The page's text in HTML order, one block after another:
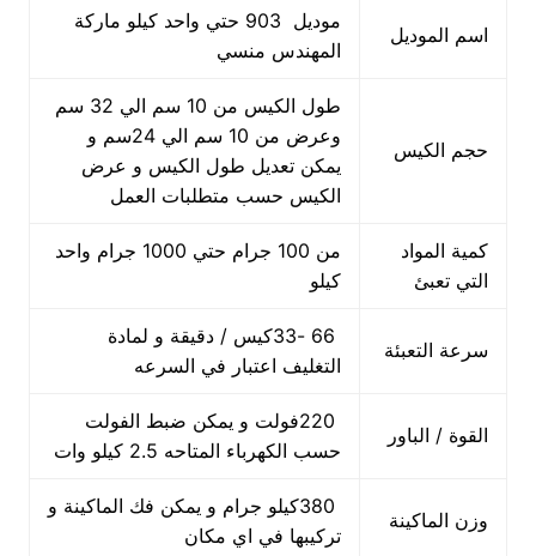
اسم الموديل
موديل 903 حتي واحد كيلو ماركة
المهندس منسي
حجم الكيس
طول الكيس من 10 سم الي 32 سم
وعرض من 10 سم الي 24سم و
يمكن تعديل طول الكيس و عرض
الكيس حسب متطلبات العمل
كمية المواد
التي تعبئ
من 100 جرام حتي 1000 جرام واحد
كيلو
سرعة التعبئة
66 -33كيس / دقيقة و لمادة
التغليف اعتبار في السرعه
القوة / الباور
220فولت و يمكن ضبط الفولت
حسب الكهرباء المتاحه 2.5 كيلو وات
وزن الماكينة
380كيلو جرام و يمكن فك الماكينة و
تركيبها في اي مكان